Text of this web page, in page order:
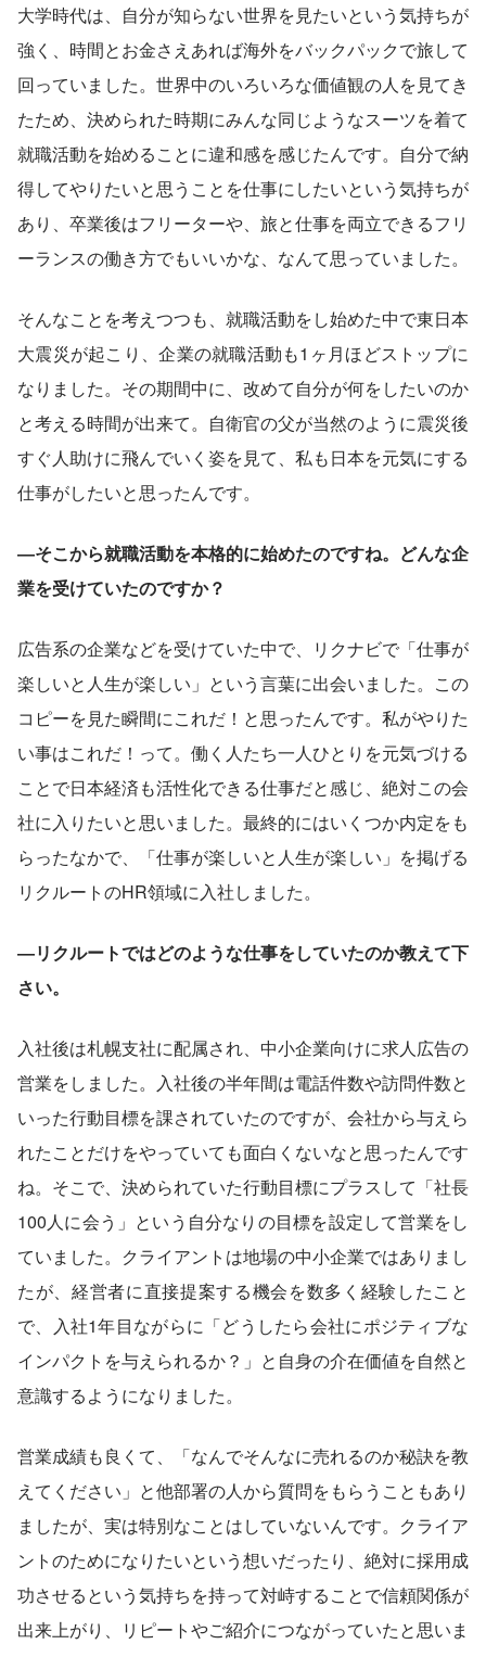
大学時代は、自分が知らない世界を見たいという気持ちが
強く、時間とお金さえあれば海外をバックパックで旅して
回っていました。世界中のいろいろな価値観の人を見てき
たため、決められた時期にみんな同じようなスーツを着て
就職活動を始めることに違和感を感じたんです。自分で納
得してやりたいと思うことを仕事にしたいという気持ちが
あり、卒業後はフリーターや、旅と仕事を両立できるフリ
ーランスの働き方でもいいかな、なんて思っていました。
そんなことを考えつつも、就職活動をし始めた中で東日本
大震災が起こり、企業の就職活動も1ヶ月ほどストップに
なりました。その期間中に、改めて自分が何をしたいのか
と考える時間が出来て。自衛官の父が当然のように震災後
すぐ人助けに飛んでいく姿を見て、私も日本を元気にする
仕事がしたいと思ったんです。
―そこから就職活動を本格的に始めたのですね。どんな企
業を受けていたのですか？
広告系の企業などを受けていた中で、リクナビで「仕事が
楽しいと人生が楽しい」という言葉に出会いました。この
コピーを見た瞬間にこれだ！と思ったんです。私がやりた
い事はこれだ！って。働く人たち一人ひとりを元気づける
ことで日本経済も活性化できる仕事だと感じ、絶対この会
社に入りたいと思いました。最終的にはいくつか内定をも
らったなかで、「仕事が楽しいと人生が楽しい」を掲げる
リクルートのHR領域に入社しました。
―リクルートではどのような仕事をしていたのか教えて下
さい。
入社後は札幌支社に配属され、中小企業向けに求人広告の
営業をしました。入社後の半年間は電話件数や訪問件数と
いった行動目標を課されていたのですが、会社から与えら
れたことだけをやっていても面白くないなと思ったんです
ね。そこで、決められていた行動目標にプラスして「社長
100人に会う」という自分なりの目標を設定して営業をし
ていました。クライアントは地場の中小企業ではありまし
たが、経営者に直接提案する機会を数多く経験したこと
で、入社1年目ながらに「どうしたら会社にポジティブな
インパクトを与えられるか？」と自身の介在価値を自然と
意識するようになりました。
営業成績も良くて、「なんでそんなに売れるのか秘訣を教
えてください」と他部署の人から質問をもらうこともあり
ましたが、実は特別なことはしていないんです。クライア
ントのためになりたいという想いだったり、絶対に採用成
功させるという気持ちを持って対峙することで信頼関係が
出来上がり、リピートやご紹介につながっていたと思いま